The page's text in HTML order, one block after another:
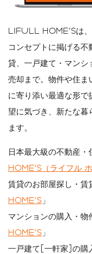
LIFULL HOME'Sは、
コンセプトに掲げる
貸、一戸建て・マンシ
売却まで。物件や住ま
に寄り添い最適な形
望に気づき、新たな暮
ます。
日本最大級の不動産・
HOME'S（ライフル ホ
賃貸のお部屋探し・賃
HOME'S 」
マンションの購入・物
HOME'S 」
一戸建て[一軒家]の購